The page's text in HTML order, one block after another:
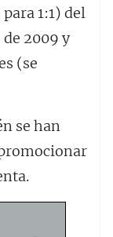
1:1) del
2009 y
(se
se han